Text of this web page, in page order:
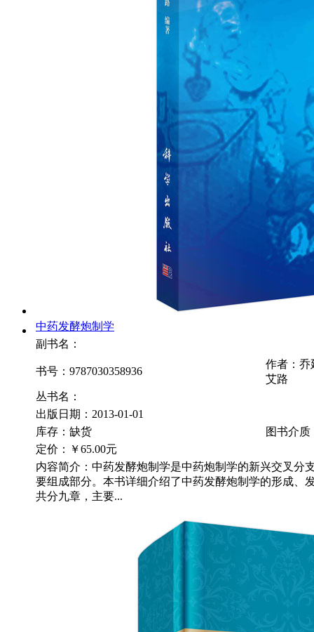
中药发酵炮制学
副书名：
书号：9787030358936
作者：乔
艾路
丛书名：
出版日期：2013-01-01
库存：缺货
图书介质
定价：
￥65.00元
内容简介：中药发酵炮制学是中药炮制学的新兴交叉分
要组成部分。本书详细介绍了中药发酵炮制学的形成、
共分九章，主要...